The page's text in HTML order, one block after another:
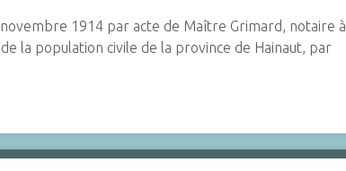
1914 par acte de Maître Grimard, notaire à
la population civile de la province de Hainaut, par